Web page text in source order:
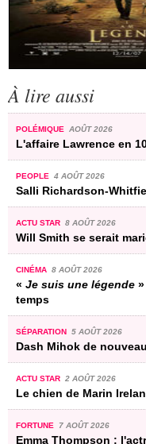
À lire aussi
POLÉMIQUE AOÛT 2026
L'affaire Lawrence en
PEOPLE 4 AOÛT 2026
Salli Richardson-
ACTU STAR 8 AOÛT 2026
Will Smith se serait
CINÉMA 8 AOÛT 2026
« Je suis une légende
temps
SÉPARATION 5 AOÛT 2026
Dash Mihok de
ACTU STAR 2 AOÛT 2026
Le chien de Marin
FORTUNE 7 AOÛT 2026
Emma Thompson :